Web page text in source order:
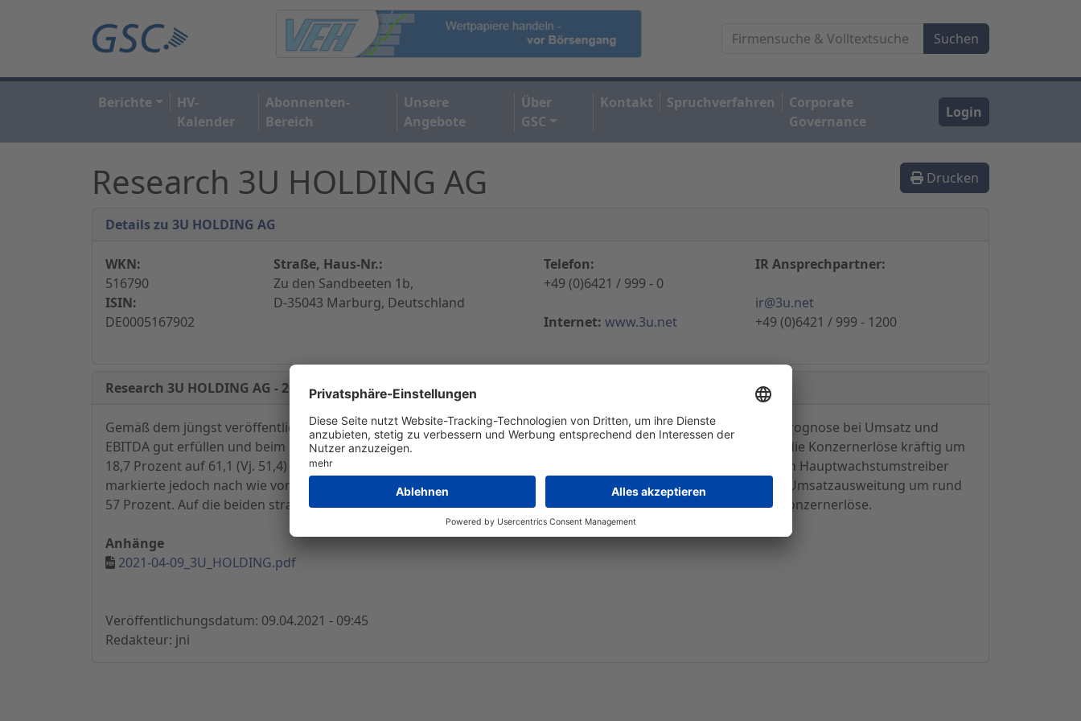
Berichte
HV-
Kalender
Abonnenten-
Bereich
Unsere
Angebote
Über
GSC
Kontakt Spruchverfahren
Corporate
Governance
Login
Drucken
Research 3U HOLDING AG
Details zu 3U HOLDING AG
WKN:
516790
ISIN:
DE0005167902
Straße, Haus-Nr.:
Zu den Sandbeeten 1b,
D-35043 Marburg, Deutschland
Telefon:
+49 (0)6421 / 999 - 0
Internet: www.3u.net
IR Ansprechpartner:
ir@3u.net
+49 (0)6421 / 999 - 1200
Research 3U HOLDING AG - 2020 mit Gewinn über Guidance und fünfter Dividendenerhöhung in Folge
Gemäß dem jüngst veröffentlichten Zahlenwerk für das abgelaufene Geschäftsjahr 2020 konnte 3U die eigene Prognose bei Umsatz und
EBITDA gut erfüllen und beim Ergebnis nach Steuern und Anteilen Dritter sogar übertreffen. Konkret kletterten die Konzernerlöse kräftig um
18,7 Prozent auf 61,1 (Vj. 51,4) Mio. Euro. Die positive Entwicklung wurde von allen drei Segmenten getragen. Den Hauptwachstumstreiber
markierte jedoch nach wie vor der von der weclapp SE betriebene Geschäftsbereich Cloud Computing mit einer Umsatzausweitung um rund
57 Prozent. Auf die beiden strategisch wichtigsten Töchter weclapp und Selfio entfielen 50,8 (49,0) Prozent der Konzernerlöse.
Anhänge
2021-04-09_3U_HOLDING.pdf
Veröffentlichungsdatum: 09.04.2021 - 09:45
Redakteur: jni